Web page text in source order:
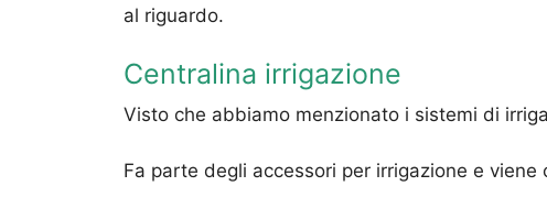
al riguardo.
Centralina irrigazione
Visto che abbiamo menzionato i sistemi di
Fa parte degli accessori per irrigazione e viene